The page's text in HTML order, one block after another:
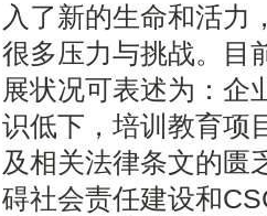
入了新的生命和活力
很多压力与挑战。目
展状况可表述为：企
识低下，培训教育项
及相关法律条文的匮
碍社会责任建设和